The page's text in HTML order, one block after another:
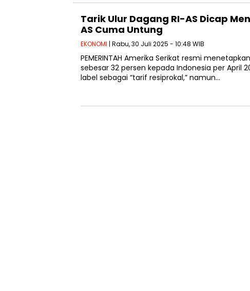
Tarik Ulur Dagang RI-AS Dicap
AS Cuma Untung
EKONOMI | Rabu, 30 Juli 2025 - 10:48 WIB
PEMERINTAH Amerika Serikat resmi
sebesar 32 persen kepada Indonesia per April
label sebagai “tarif resiprokal,” namun…